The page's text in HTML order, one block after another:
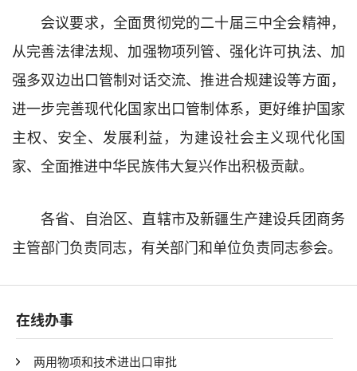
会议要求，全面贯彻党的二十届三中全会精神，
从完善法律法规、加强物项列管、强化许可执法、加
强多双边出口管制对话交流、推进合规建设等方面，
进一步完善现代化国家出口管制体系，更好维护国家
主权、安全、发展利益，为建设社会主义现代化国
家、全面推进中华民族伟大复兴作出积极贡献。
各省、自治区、直辖市及新疆生产建设兵团商务
主管部门负责同志，有关部门和单位负责同志参会。
在线办事
两用物项和技术进出口审批